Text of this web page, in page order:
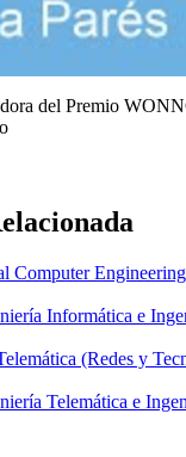
del Premio
Computer Engineering
Informática e
(Redes y
Telemática e